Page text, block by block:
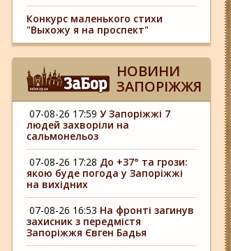
Конкурс маленького стихи
"Выхожу я на проспект"
НОВИНИ
ЗАПОРІЖЖЯ
07-08-26 17:59 У Запоріжжі 7
людей захворіли на
сальмонельоз
07-08-26 17:28 До +37° та грози:
якою буде погода у Запоріжжі
на вихідних
07-08-26 16:53 На фронті загинув
захисник з передмістя
Запоріжжя Євген Бадья